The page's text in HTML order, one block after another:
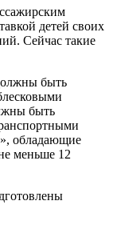
детей своих
Сейчас такие
быть
быть
обладающие
меньше 12